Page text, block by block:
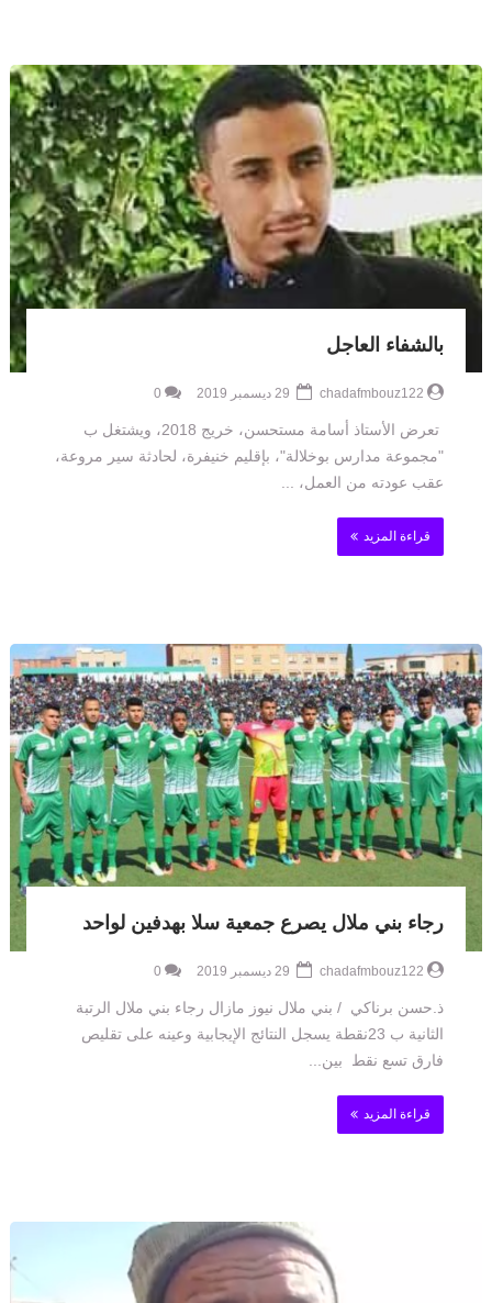
بالشفاء العاجل
chadafmbouz122
0
تعرض اﻷستاذ أسامة مستحسن، خريج 2018، ويشتغل ب
"مجموعة مدارس بوخلالة"، بإقليم خنيفرة، لحادثة سير مروعة،
عقب عودته من العمل، ...
قراءة المزيد
رجاء بني ملال يصرع جمعية سلا بهدفين لواحد
chadafmbouz122
0
ذ.حسن برناكي / بني ملال نيوز مازال رجاء بني ملال الرتبة
الثانية ب 23نقطة يسجل النتائج الإيجابية وعينه على تقليص
فارق تسع نقط بين...
قراءة المزيد